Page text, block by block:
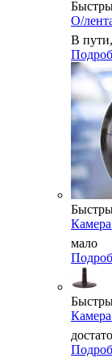
О/
В
мало